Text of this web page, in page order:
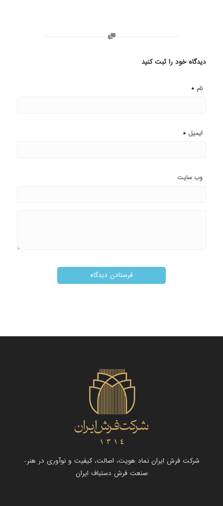
دیدگاه خود را ثبت کنید
نام *
ایمیل *
وب‌ سایت
شرکت فرش ایران نماد هویت، اصالت، کیفیت و نوآوری در هنر-
صنعت فرش دستباف ایران